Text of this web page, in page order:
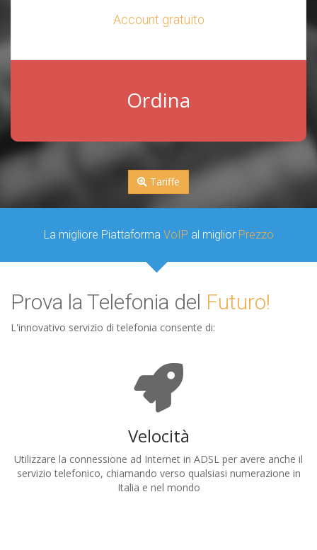
Account gratuito
Ordina
Tariffe
La migliore Piattaforma VoIP al miglior Prezzo
Prova la Telefonia del Futuro!
L'innovativo servizio di telefonia consente di:
Velocità
Utilizzare la connessione ad Internet in ADSL per avere anche il
servizio telefonico, chiamando verso qualsiasi numerazione in
Italia e nel mondo